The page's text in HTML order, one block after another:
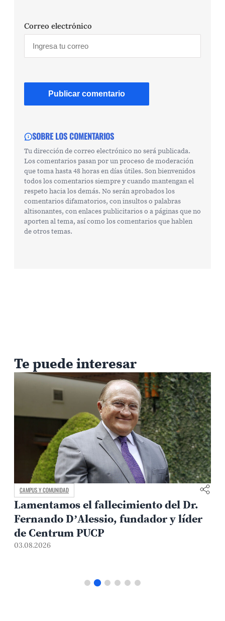
Correo electrónico
SOBRE LOS COMENTARIOS
Tu dirección de correo electrónico no será publicada.
Los comentarios pasan por un proceso de moderación
que toma hasta 48 horas en días útiles. Son bienvenidos
todos los comentarios siempre y cuando mantengan el
respeto hacia los demás. No serán aprobados los
comentarios difamatorios, con insultos o palabras
altisonantes, con enlaces publicitarios o a páginas que no
aporten al tema, así como los comentarios que hablen
de otros temas.
Te puede interesar
el fallecimiento del Dr.
fundador y líder
MEDIO AMBIENTE Y TERRITORIO
Arqueología
metodología